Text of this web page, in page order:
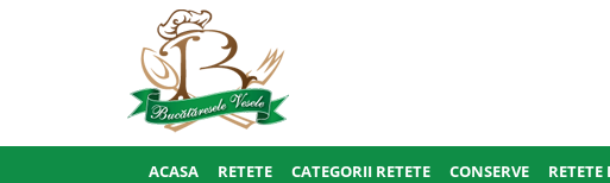
ACASA RETETE CATEGORII RETETE CONSERVE RETETE